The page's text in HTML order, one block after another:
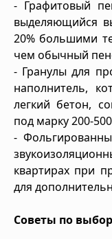
- Графитовый
выделяющийся
20% большими
чем обычный
- Гранулы для
наполнитель,
легкий бетон,
под марку 200-
-
квартирах при
для
Советы по